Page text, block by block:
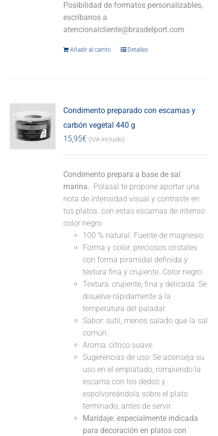
Posibilidad de formatos personalizables,
escríbanos a
atencionalcliente@brasdelport.com
Añadir al carrito Detalles
Condimento preparado con escamas y
carbón vegetal 440 g
15,95€ (IVA incluido)
Condimento prepara a base de sal
marina. Polasal te propone aportar una
nota de intensidad visual y contraste en
tus platos. con estas escamas de intenso
color negro.
100 % natural. Fuente de magnesio.
Forma y color: preciosos cristales
con forma piramidal definida y
textura fina y crujiente. Color negro.
Textura: crujiente, fina y delicada. Se
disuelve rápidamente a la
temperatura del paladar.
Sabor: sutil, menos salado que la sal
común.
Aroma: cítrico suave.
Sugerencias de uso: Se aconseja su
uso en el emplatado, rompiendo la
escama con los dedos y
espolvoreándola sobre el plato
terminado, antes de servir.
Maridaje: especialmente indicada
para decoración en platos con